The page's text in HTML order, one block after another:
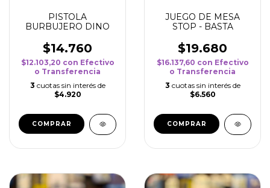
PISTOLA
BURBUJERO DINO
$14.760
$12.103,20 con Efectivo
o Transferencia
3 cuotas sin interés de
$4.920
JUEGO DE MESA
STOP - BASTA
$19.680
$16.137,60 con Efectivo
o Transferencia
3 cuotas sin interés de
$6.560